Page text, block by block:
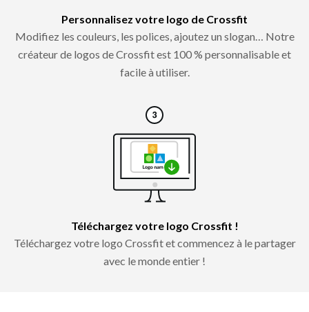
Personnalisez votre logo de Crossfit
Modifiez les couleurs, les polices, ajoutez un slogan… Notre
créateur de logos de Crossfit est 100 % personnalisable et
facile à utiliser.
Téléchargez votre logo Crossfit !
Téléchargez votre logo Crossfit et commencez à le partager
avec le monde entier !